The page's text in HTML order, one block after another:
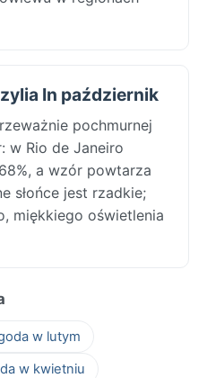
In październik
pochmurnej
w Rio de Janeiro
a wzór powtarza
słońce jest rzadkie;
miękkiego oświetlenia
w lutym
w kwietniu